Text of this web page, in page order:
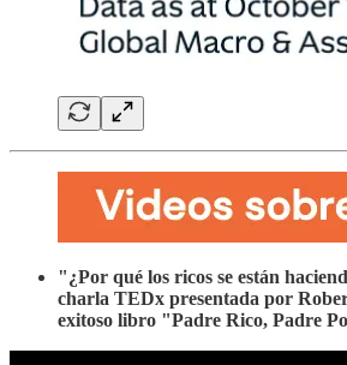
"¿Por qué los ricos se están
charla TEDx presentada por
exitoso libro "Padre Rico, Padre